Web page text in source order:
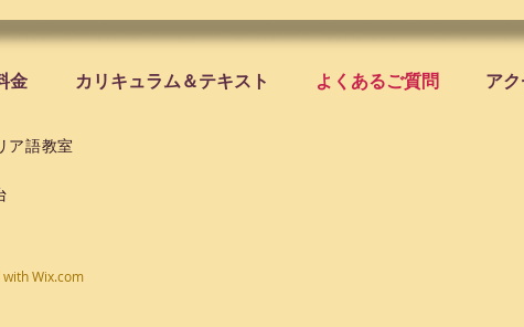
金 カリキュラム＆テキスト よくあるご質問 ア
ア語教室
withWix.com